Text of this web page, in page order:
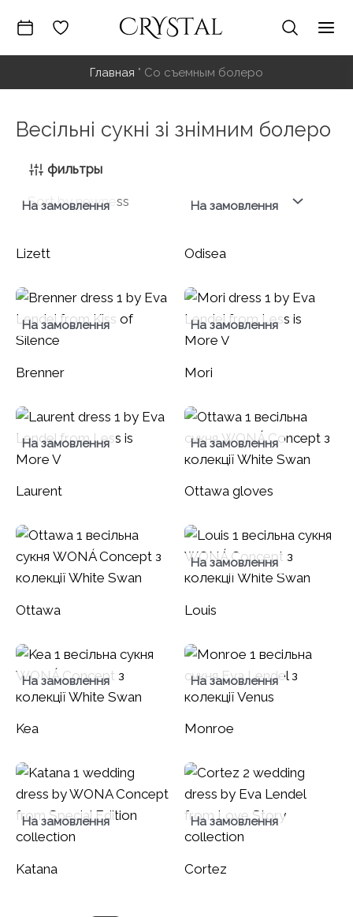
содержимому
Главная " Со съемным болеро
Весільні сукні зі знімним болеро
фильтры
На замовлення
Lizett
На замовлення
Odisea
На замовлення
Brenner
На замовлення
Mori
На замовлення
Laurent
На замовлення
Ottawa gloves
Ottawa
На замовлення
Louis
На замовлення
Kea
На замовлення
Monroe
На замовлення
Katana
На замовлення
Cortez